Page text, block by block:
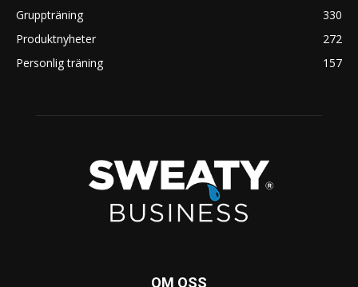
Gruppträning
330
Produktnyheter
272
Personlig träning
157
OM OSS